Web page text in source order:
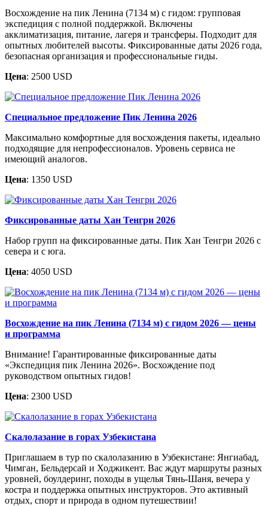
Восхождение на пик Ленина (7134 м) с гидом: групповая
экспедиция с полной поддержкой. Включены
акклиматизация, питание, лагеря и трансферы. Подходит для
опытных любителей высоты. Фиксированные даты 2026 года,
безопасная организация и профессиональные гиды.
Цена: 2500 USD
Специальное предложение Пик Ленина 2026
Максимально комфортные для восхождения пакеты, идеально
подходящие для непрофессионалов. Уровень сервиса не
имеющий аналогов.
Цена: 1350 USD
Фиксированные даты Хан Тенгри 2026
Набор групп на фиксированные даты. Пик Хан Тенгри 2026 с
севера и с юга.
Цена: 4050 USD
Восхождение на пик Ленина (7134 м) с гидом 2026 — цены
и программа
Внимание! Гарантированные фиксированные даты
«Экспедиция пик Ленина 2026». Восхождение под
руководством опытных гидов!
Цена: 2300 USD
Скалолазание в горах Узбекистана
Приглашаем в тур по скалолазанию в Узбекистане: Янгиабад,
Чимган, Бельдерсай и Ходжикент. Вас ждут маршруты разных
уровней, боулдеринг, походы в ущелья Тянь-Шаня, вечера у
костра и поддержка опытных инструкторов. Это активный
отдых, спорт и природа в одном путешествии!